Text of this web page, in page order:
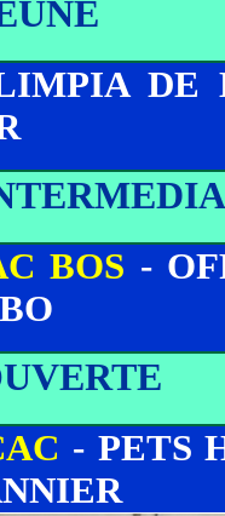
DE
BOS -
- PETS